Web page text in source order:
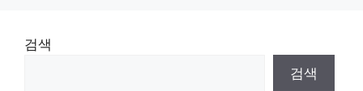
검색
검색